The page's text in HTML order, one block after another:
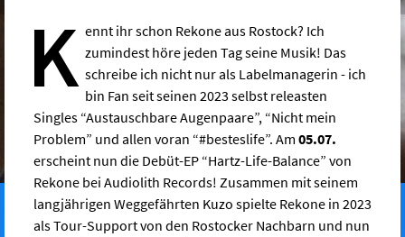
K ennt ihr schon Rekone aus Rostock? Ich
zumindest höre jeden Tag seine Musik! Das
schreibe ich nicht nur als Labelmanagerin - ich
bin Fan seit seinen 2023 selbst releasten
Singles “Austauschbare Augenpaare”, “Nicht mein
Problem” und allen voran “#besteslife”. Am 05.07.
erscheint nun die Debüt-EP “Hartz-Life-Balance” von
Rekone bei Audiolith Records! Zusammen mit seinem
langjährigen Weggefährten Kuzo spielte Rekone in 2023
als Tour-Support von den Rostocker Nachbarn und nun